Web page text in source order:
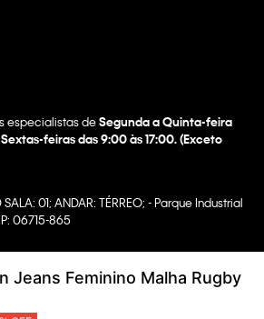
Jeans Feminino Malha Rugby
especialistas deSegunda a Quinta-feira
feiras das 9:00 às 17:00. (Exceto
01; ANDAR: TÉRREO; - Parque Industrial
06715-865
DE VESTUARIO LTDA.
90